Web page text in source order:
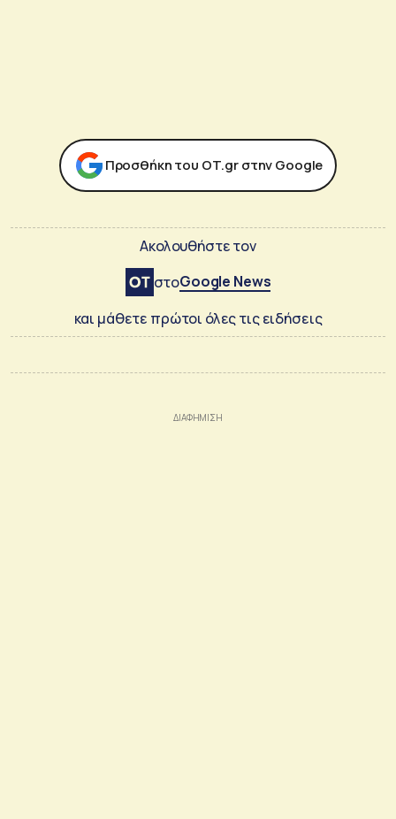
Προσθήκη του ΟΤ.gr στην Google
Ακολουθήστε τον
στοGoogle News
και μάθετε πρώτοι όλες τις ειδήσεις